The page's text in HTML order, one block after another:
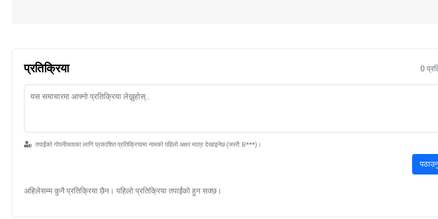
प्रतिक्रिया 0
तपाईंको गोपनीयताका लागि प्रकाशित प्रतिक्रियामा नामको पहिलो अक्षर मात्र देखाइनेछ (जस्तै: B***)।
अहिलेसम्म कुनै प्रतिक्रिया छैन। पहिलो प्रतिक्रिया तपाईंको हुन सक्छ।